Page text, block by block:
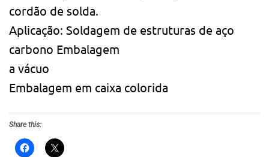
cordão de solda.
Aplicação: Soldagem de estruturas de aço
carbono Embalagem
a vácuo
Embalagem em caixa colorida
Share this: